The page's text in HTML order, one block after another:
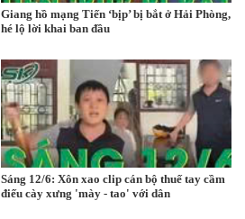
Giang hồ mạng Tiến ‘bịp’ bị bắt ở Hải Phòng,
hé lộ lời khai ban đầu
Sáng 12/6: Xôn xao clip cán bộ thuế tay cầm
điếu cày xưng 'mày - tao' với dân